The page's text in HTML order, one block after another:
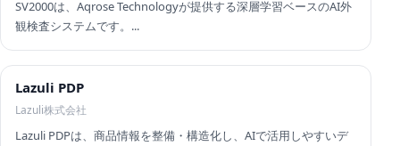
SV2000は、Aqrose Technologyが提供する深層学習ベースのAI外
観検査システムです。...
Lazuli PDP
Lazuli株式会社
Lazuli PDPは、商品情報を整備・構造化し、AIで活用しやすいデ